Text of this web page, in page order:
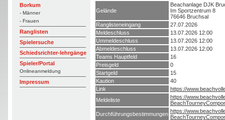
Borkum
- Männer
- Frauen
Ranglisten
Spielersuche
Schiedsrichter-lehrgänge
Spieler/Portal
Onlineanmeldung
Impressum
Gelände
Beachanlage DJK
Im Sportzentrum 8
76646 Bruchsal
Ranglisteneingang
27.07.2026
Meldeschluss
13.07.2026 12:00
Ummeldeschluss
13.07.2026 12:00
Abmeldeschluss
13.07.2026 12:00
Teams Hauptfeld
16
Preisgeld
0
Startgeld
15
Kaution
40
Link
https://
Meldeliste
https://
Durchführungsbestimmungen https://